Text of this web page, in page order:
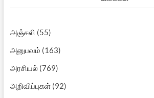
அஞ்சலி (55)
அனுபவம் (163)
அரசியல்(769)
அறிவிப்புகள்(92)